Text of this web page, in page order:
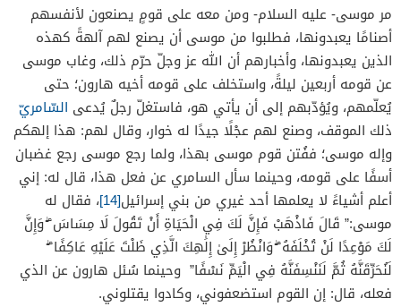
مر موسى- عليه السلام- ومن معه على قومٍ يصنعون لأنفسهم
أصنامًا يعبدونها، فطلبوا من موسى أن يصنع لهم آلهةً كهذه
الذين يعبدونها، وأخبارهم أن الله عز وجلّ حرّم ذلك، وغاب موسى
عن قومه أربعين ليلةً، واستخلف على قومه أخيه هارون؛ حتى
يُعلّمهم، ويُؤدّبهم إلى أن يأتي هو، فاستغلّ رجلٌ يُدعى السّامريّ
ذلك الموقف، وصنع لهم عجْلًا جيدًا له خوار، وقال لهم: هذا إلهكم
وإله موسى؛ ففُتن قوم موسى بهذا، ولما رجع موسى رجع غضبان
أسفًا على قومه، وحينما سأل السامري عن فعل هذا، قال له: إني
أعلم أشياءً لا يعلمها أحد غيري من بني إسرائيل[14]
، فقال له
موسى:” قَالَ فَاذْهَبْ فَإِنَّ لَكَ فِي الْحَيَاةِ أَنْ تَقُولَ لَا مِسَاسَ ۖ وَإِنَّ
لَكَ مَوْعِدًا لَنْ تُخْلَفَهُ ۖ وَانْظُرْ إِلَىٰ إِلَٰهِكَ الَّذِي ظَلْتَ عَلَيْهِ عَاكِفًا ۖ
لَنُحَرِّقَنَّهُ ثُمَّ لَنَنْسِفَنَّهُ فِي الْيَمِّ نَسْفًا” وحينما سُئل هارون عن الذي
فعله، قال: إن القوم استضعفوني، وكادوا يقتلوني.